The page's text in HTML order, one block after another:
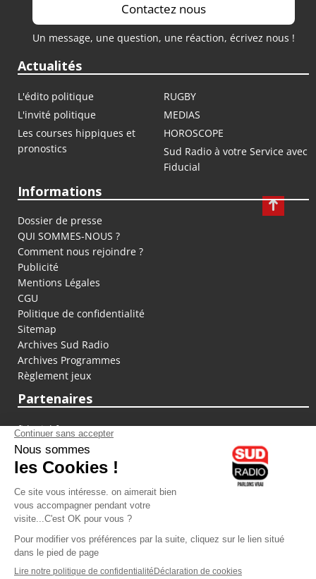
Contactez nous
Un message, une question, une réaction, écrivez nous !
Actualités
L'édito politique
RUGBY
L'invité politique
MEDIAS
Les courses hippiques et
pronostics
HOROSCOPE
Sud Radio à votre Service avec
Fiducial
Informations
Dossier de presse
QUI SOMMES-NOUS ?
Comment nous rejoindre ?
Publicité
Mentions Légales
CGU
Politique de confidentialité
Sitemap
Archives Sud Radio
Archives Programmes
Règlement jeux
Partenaires
fiducial.fr
lyoncapitale.fr
olympique-et-lyonnais.com
L'application Iphone / Android
Téléchargez l'application
Les cookies